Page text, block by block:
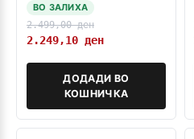
MK2
ВО ЗАЛИХА
2.499,00ден
2.249,10 ден
ДОДАДИ ВО
КОШНИЧКА